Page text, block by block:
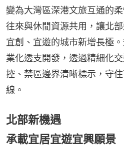
變為大灣區深港文旅互通的
往來與休閒資源共用，讓北
宜創、宜遊的城市新增長極
業化透支開發，透過精細化
控、禁區邊界清晰標示，守
線。
北部新機遇
承載宜居宜遊宜興願景